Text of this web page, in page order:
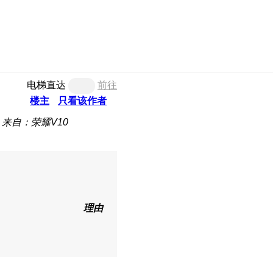
电梯直达
前往
楼主
只看该作者
来自：荣耀V10
理由